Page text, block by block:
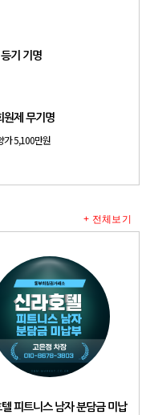
기 기명
원제 무기명
가 5,100만원
피트니스 남자 분담금 미납
+ 전체보기